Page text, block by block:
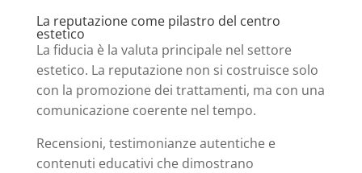
La reputazione come pilastro del centro
estetico
La fiducia è la valuta principale nel settore
estetico. La reputazione non si costruisce solo
con la promozione dei trattamenti, ma con una
comunicazione coerente nel tempo.
Recensioni, testimonianze autentiche e
contenuti educativi che dimostrano